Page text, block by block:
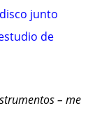
junto
de
– me